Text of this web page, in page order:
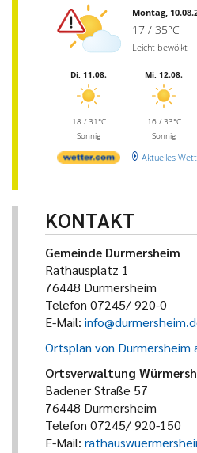
Montag,
17 / 35°C
Leicht bewölkt
Di, 11.08.
18 / 31°C
Sonnig
Mi, 12.08.
16 / 33°C
Sonnig
Aktuelles
KONTAKT
Gemeinde Durmersheim
Rathausplatz 1
76448 Durmersheim
Telefon 07245/ 920-0
E-Mail:
Ortsplan von Durmersheim
Ortsverwaltung
Badener Straße 57
76448 Durmersheim
Telefon 07245/ 920-150
E-Mail: